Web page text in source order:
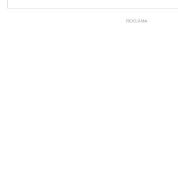
REKLAMA